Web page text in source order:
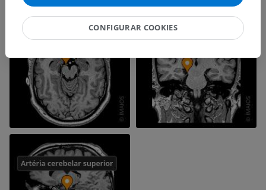
CONFIGURAR COOKIES